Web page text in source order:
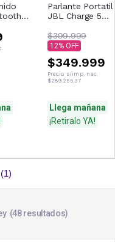
Parlante Portatil
JBL Charge 5
$399.999
12
$349.999
Precio s/imp. nac.
$289.255,37
Llega mañana
¡Retiralo YA!
(1)
48resultados